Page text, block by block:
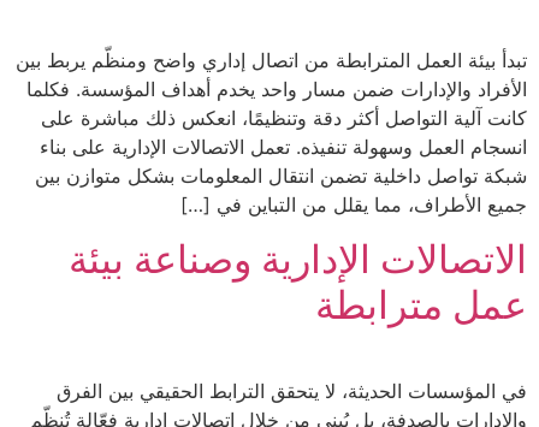
تبدأ بيئة العمل المترابطة من اتصال إداري واضح ومنظّم يربط بين
الأفراد والإدارات ضمن مسار واحد يخدم أهداف المؤسسة. فكلما
كانت آلية التواصل أكثر دقة وتنظيمًا، انعكس ذلك مباشرة على
انسجام العمل وسهولة تنفيذه. تعمل الاتصالات الإدارية على بناء
شبكة تواصل داخلية تضمن انتقال المعلومات بشكل متوازن بين
جميع الأطراف، مما يقلل من التباين في […]
الاتصالات الإدارية وصناعة بيئة
عمل مترابطة
في المؤسسات الحديثة، لا يتحقق الترابط الحقيقي بين الفرق
والإدارات بالصدفة، بل يُبنى من خلال اتصالات إدارية فعّالة تُنظّم